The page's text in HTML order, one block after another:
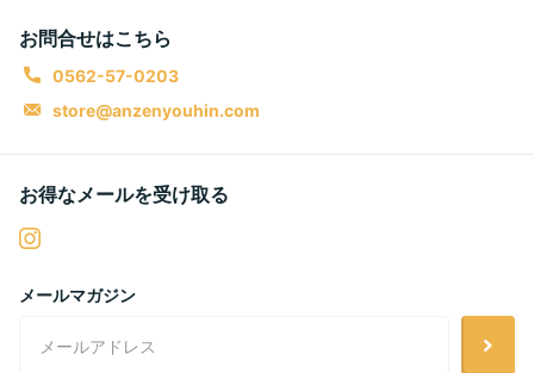
お問合せはこちら
0562-57-0203
store@anzenyouhin.com
お得なメールを受け取る
メールマガジン